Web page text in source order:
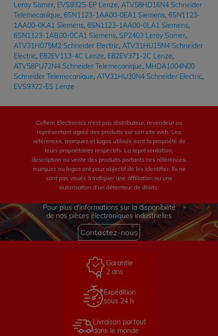
Leroy Somer, EVS9325-EP Lenze, ATV58HD16N4 Schneider
Telemecanique, 6SN1123-1AA00-0EA1 Siemens, 6SN1123-
1AA00-0KA1 Siemens, 6SN1123-1AA00-0LA1 Siemens,
6SN1123-1AB00-0CA1 Siemens, SP2403 Leroy Somer,
ATV31H075M2 Schneider Electric, ATV31HU15N4 Schneider
Electric, E82EV113-4C Lenze, E82EV371-2C Lenze,
ATV58PU72N4 Schneider Telemecanique, MHDA1004N00
Schneider Telemecanique, ATV31HU30N4 Schneider Electric,
EVS9322-ES Lenze
Cofiem Electronics n'est pas distributeur, revendeur ou
représentant agréé des produits sur son site web. Les
références, marques et logos utilisés sont la propriété de
leurs propriétaires respectifs. La représentation,
description ou vente des produits portants ces références,
marques ou logos ont pour objectif de les identifier. Ils ne
sont pas voués à indiquer une affiliation ou une
autorisation d'un détenteur de droits.
Pour plus d'informations sur la disponibilité
de nos pièces électroniques industrielles
Contactez-nous
Garantie
2 ans
Expédition
sous 24 h
Livraison partout
dans le monde